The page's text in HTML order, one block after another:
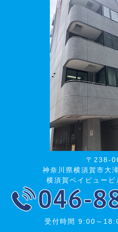
〒238-
神奈川県横須賀市大
横須賀ベイビュービ
受付時間 9:00～